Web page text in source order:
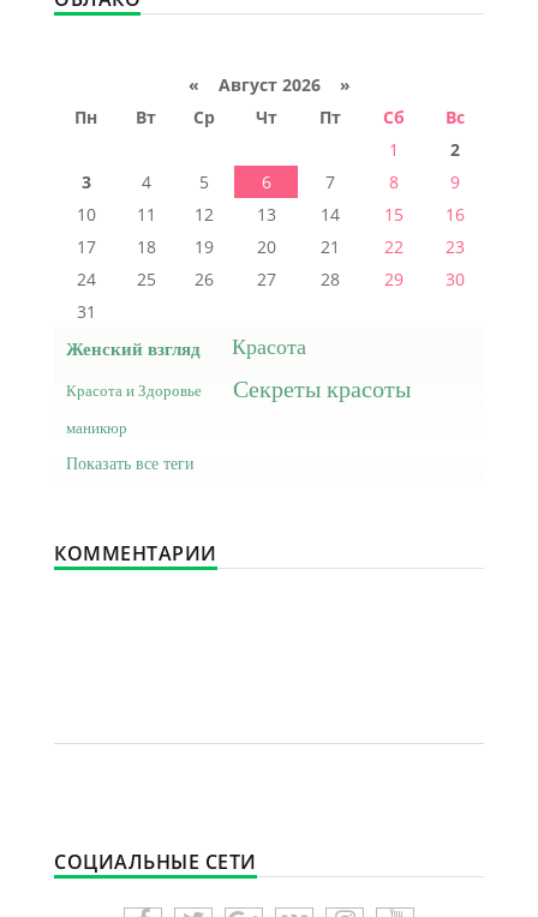
« Август 2026 »
Пн
Вт Ср Чт Пт Сб
Вс
1
2
3
4 5 6 7 8
9
10
11 12 13 14 15
16
17
18 19 20 21 22
23
24
25 26 27 28 29
30
31
Женский взгляд Красота
Красота и Здоровье Секреты красоты
маникюр
Показать все теги
КОММЕНТАРИИ
СОЦИАЛЬНЫЕ СЕТИ